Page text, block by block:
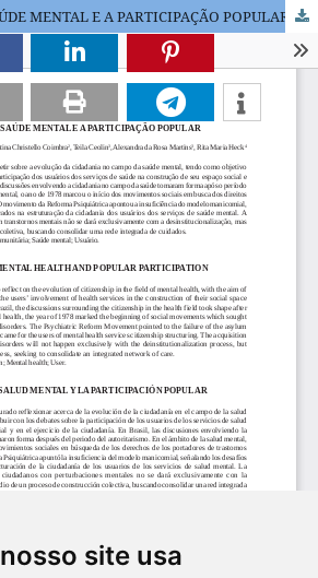
site usa
MENTAL E A PARTICIPAÇÃO POPULAR